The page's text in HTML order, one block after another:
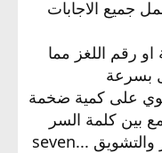
جميع الاجابات
رقم اللغز مما
بسرعة
تحتوي على كمية ضخمة
بين كلمة السر
وكلمات متقاطعة, تجمع بين التفكير والتشويق ...seven